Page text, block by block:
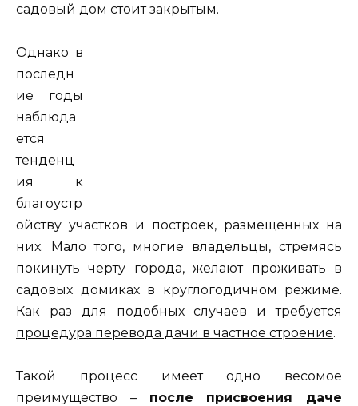
садовый дом стоит закрытым.
Однако в
последн
ие годы
наблюда
ется
тенденц
ия к
благоустр
ойству участков и построек, размещенных на
них. Мало того, многие владельцы, стремясь
покинуть черту города, желают проживать в
садовых домиках в круглогодичном режиме.
Как раз для подобных случаев и требуется
процедура перевода дачи в частное строение.
Такой процесс имеет одно весомое
преимущество – после присвоения даче